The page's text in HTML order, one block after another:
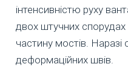
інтенсивністю руху
двох штучних
частину мостів. Наразі
деформаційних швів.